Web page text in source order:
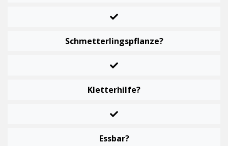
Schmetterlingspflanze?
Kletterhilfe?
Essbar?